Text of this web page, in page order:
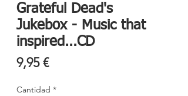
Grateful Dead's
Jukebox - Music that
inspired...CD
9,95 €Precio
Cantidad *